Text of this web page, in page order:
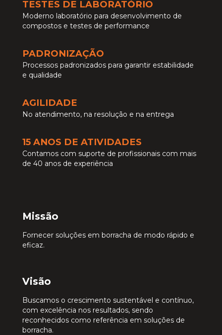
TESTES DE LABORATÓRIO
Moderno laboratório para desenvolvimento de
compostos e testes de performance
PADRONIZAÇÃO
Processos padronizados para garantir estabilidade
e qualidade
AGILIDADE
No atendimento, na resolução e na entrega
15 ANOS DE ATIVIDADES
Contamos com suporte de profissionais com mais
de 40 anos de experiência
Missão
Fornecer soluções em borracha de modo rápido e
eficaz.
Visão
Buscamos o crescimento sustentável e contínuo,
com excelência nos resultados, sendo
reconhecidos como referência em soluções de
borracha.